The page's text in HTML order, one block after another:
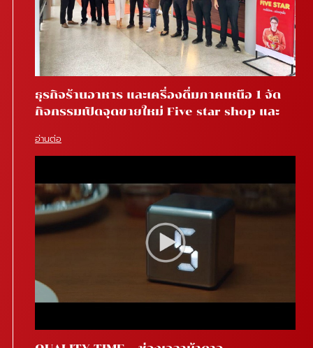
ธุรกิจร้านอาหาร และเครื่องดื่มภาคเหนือ 1 จัด
กิจกรรมเปิดจุดขายใหม่ Five star shop และ
อ่านต่อ